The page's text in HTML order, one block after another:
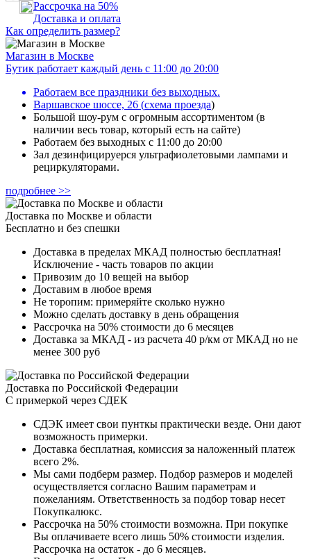
Рассрочка на 50%
Доставка и оплата
Как определить размер?
Магазин в Москве
Бутик работает каждый день с 11:00 до 20:00
Работаем все праздники без выходных.
Варшавское шоссе, 26 (схема проезда)
Большой шоу-рум с огромным ассортиментом (в
наличии весь товар, который есть на сайте)
Работаем без выходных с 11:00 до 20:00
Зал дезинфицируерся ультрафиолетовыми лампами и
рециркуляторами.
подробнее >>
Доставка по Москве и области
Бесплатно и без спешки
Доставка в пределах МКАД полностью бесплатная!
Исключение - часть товаров по акции
Привозим до 10 вещей на выбор
Доставим в любое время
Не торопим: примеряйте сколько нужно
Можно сделать доставку в день обращения
Рассрочка на 50% стоимости до 6 месяцев
Доставка за МКАД - из расчета 40 р/км от МКАД но не
менее 300 руб
Доставка по Российской Федерации
С примеркой через СДЕК
СДЭК имеет свои пунткы практически везде. Они дают
возможность примерки.
Доставка бесплатная, комиссия за наложенный платеж
всего 2%.
Мы сами подберм размер. Подбор размеров и моделей
осуществляется согласно Вашим параметрам и
пожеланиям. Ответственность за подбор товар несет
Покупкалюкс.
Рассрочка на 50% стоимости возможна. При покупке
Вы оплачиваете всего лишь 50% стоимости изделия.
Рассрочка на остаток - до 6 месяцев.